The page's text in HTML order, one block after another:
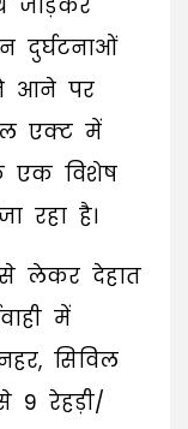
जोड़कर
दुर्घटनाओं
आने पर
एक्ट में
एक विशेष
रहा है।
लेकर देहात
में
सिविल
9 रेहड़ी/